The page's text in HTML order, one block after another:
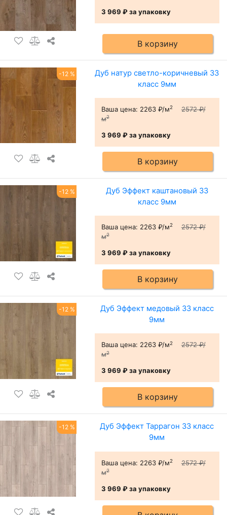
3 969 ₽за упаковку
В корзину
-12 %
Дуб натур светло-коричневый 33
класс 9мм
Ваша цена: 2263 ₽/м2
2572 ₽/
м2
3 969 ₽за упаковку
В корзину
-12 %
Дуб Эффект каштановый 33
класс 9мм
Ваша цена: 2263 ₽/м2
2572 ₽/
м2
3 969 ₽за упаковку
В корзину
-12 %
Дуб Эффект медовый 33 класс
9мм
Ваша цена: 2263 ₽/м2
2572 ₽/
м2
3 969 ₽за упаковку
В корзину
-12 %
Дуб Эффект Таррагон 33 класс
9мм
Ваша цена: 2263 ₽/м2
2572 ₽/
м2
3 969 ₽за упаковку